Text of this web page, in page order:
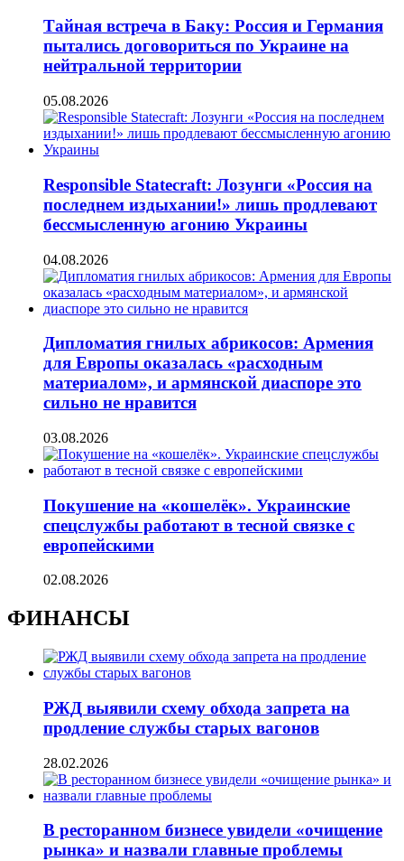
Тайная встреча в Баку: Россия и Германия
пытались договориться по Украине на
нейтральной территории
05.08.2026
Responsible Statecraft: Лозунги «Россия на
последнем издыхании!» лишь продлевают
бессмысленную агонию Украины
04.08.2026
Дипломатия гнилых абрикосов: Армения
для Европы оказалась «расходным
материалом», и армянской диаспоре это
сильно не нравится
03.08.2026
Покушение на «кошелёк». Украинские
спецслужбы работают в тесной связке с
европейскими
02.08.2026
ФИНАНСЫ
РЖД выявили схему обхода запрета на
продление службы старых вагонов
28.02.2026
В ресторанном бизнесе увидели «очищение
рынка» и назвали главные проблемы